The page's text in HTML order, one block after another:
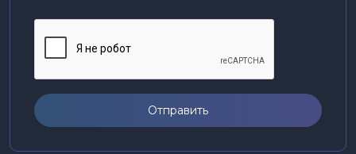
Отправить